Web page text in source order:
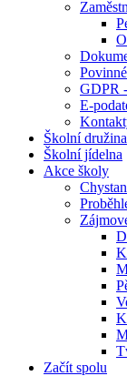
GDPR
E-
Školní družina
Školní jídelna
Akce školy
Začít spolu